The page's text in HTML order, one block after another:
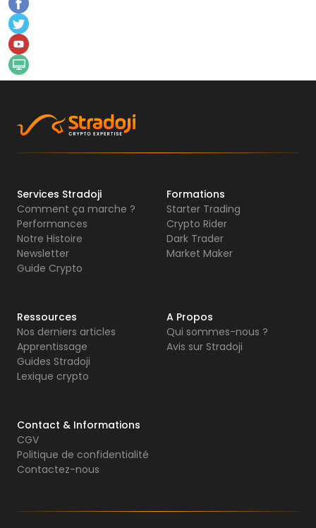
Services Stradoji
Comment ça marche ?
Performances
Notre Histoire
Newsletter
Guide Crypto
Formations
Starter Trading
Crypto Rider
Dark Trader
Market Maker
Ressources
Nos derniers articles
Apprentissage
Guides Stradoji
Lexique crypto
A Propos
Qui sommes-nous ?
Avis sur Stradoji
Contact & Informations
CGV
Politique de confidentialité
Contactez-nous